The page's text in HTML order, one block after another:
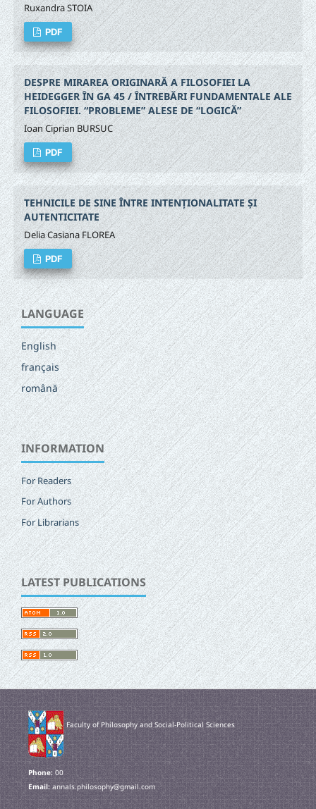
Ruxandra STOIA
PDF
DESPRE MIRAREA ORIGINARĂ A FILOSOFIEI LA
HEIDEGGER ÎN GA 45 / ÎNTREBĂRI FUNDAMENTALE ALE
FILOSOFIEI. “PROBLEME” ALESE DE “LOGICĂ”
Ioan Ciprian BURSUC
PDF
TEHNICILE DE SINE ÎNTRE INTENȚIONALITATE ȘI
AUTENTICITATE
Delia Casiana FLOREA
PDF
LANGUAGE
English
français
română
INFORMATION
For Readers
For Authors
For Librarians
LATEST PUBLICATIONS
Faculty of Philosophy and Social-Political Sciences
Phone:00
Email:annals.philosophy@gmail.com